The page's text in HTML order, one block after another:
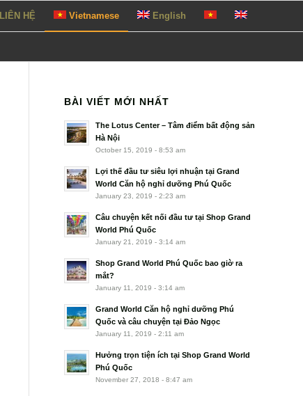
LIÊN HỆ Vietnamese English
BÀI VIẾT MỚI NHẤT
The Lotus Center – Tâm điểm bất động sản
Hà Nội
October 15, 2019 - 8:53 am
Lợi thế đầu tư siêu lợi nhuận tại Grand
World Căn hộ nghỉ dưỡng Phú Quốc
January 23, 2019 - 2:23 am
Câu chuyện kết nối đầu tư tại Shop Grand
World Phú Quốc
January 21, 2019 - 3:14 am
Shop Grand World Phú Quốc bao giờ ra
mắt?
January 11, 2019 - 3:14 am
Grand World Căn hộ nghỉ dưỡng Phú
Quốc và câu chuyện tại Đảo Ngọc
January 11, 2019 - 2:11 am
Hưởng trọn tiện ích tại Shop Grand World
Phú Quốc
November 27, 2018 - 8:47 am